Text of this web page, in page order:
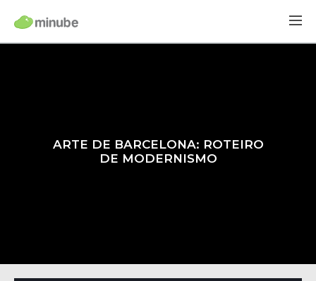
ARTE DE BARCELONA: ROTEIRO
DE MODERNISMO